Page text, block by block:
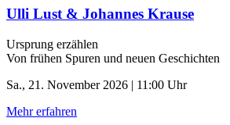
Ulli Lust & Johannes Krause
Ursprung erzählen
Von frühen Spuren und neuen Geschichten
Sa., 21. November 2026 | 11:00 Uhr
Mehr erfahren